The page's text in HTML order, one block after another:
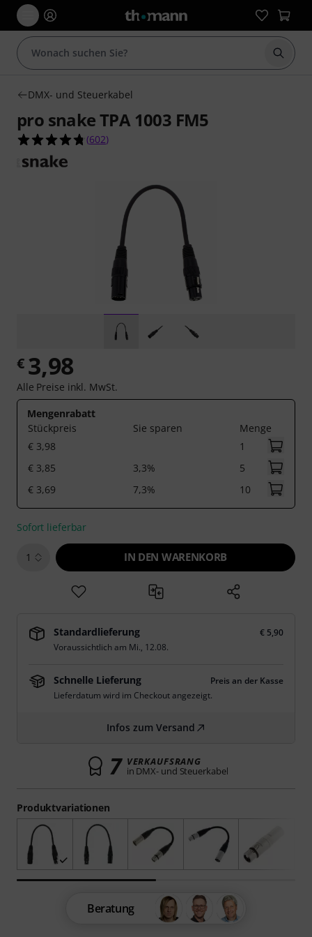
Suche
DMX- und Steuerkabel
pro snake TPA 1003 FM5
4.7 von 5 Sternen aus 602 Kundenbewertungen
(602)
Produktvariationen
€ 3,98
Alle Preise inkl. MwSt.
Mengenrabatt
Stückpreis
Sie sparen
Menge
€ 3,98
1
€ 3,85
3,3%
5
€ 3,69
7,3% 10
Sofort lieferbar
1 IN DEN WARENKORB
Standardlieferung
€ 5,90
Voraussichtlich am Mi., 12.08.
Schnelle Lieferung
Preis an der Kasse
Lieferdatum wird im Checkout angezeigt.
Infos zum Versand
7 VERKAUFSRANG
in DMX- und Steuerkabel
Beratung